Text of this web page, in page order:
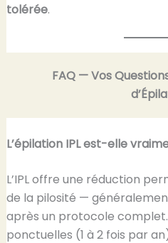
tolérée.
FAQ — Vos
L’épilation IPL est-elle
L’IPL offre une réduction
de la pilosité —
après un protocole
ponctuelles (1 à 2 fois par